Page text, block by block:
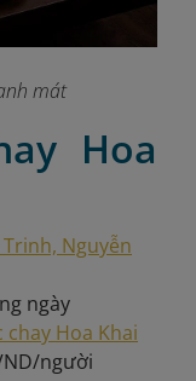
mát
Hoa
Nguyễn
ngày
Hoa Khai
người